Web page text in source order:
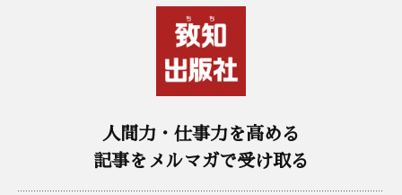
人間力・仕事力を高める
記事をメルマガで受け取る